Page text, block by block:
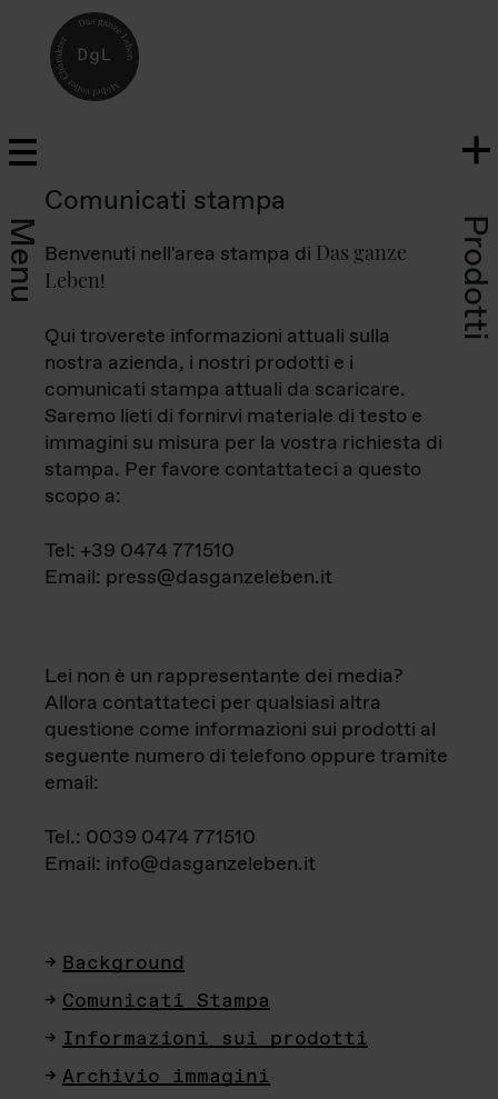
Menu Prodotti
Comunicati stampa
Benvenuti nell'area stampa di Das ganze
Leben!
Qui troverete informazioni attuali sulla
nostra azienda, i nostri prodotti e i
comunicati stampa attuali da scaricare.
Saremo lieti di fornirvi materiale di testo e
immagini su misura per la vostra richiesta di
stampa. Per favore contattateci a questo
scopo a:
Tel: +39 0474 771510
Email: press@dasganzeleben.it
Lei non è un rappresentante dei media?
Allora contattateci per qualsiasi altra
questione come informazioni sui prodotti al
seguente numero di telefono oppure tramite
email:
Tel.: 0039 0474 771510
Email: info@dasganzeleben.it
Background
Comunicati Stampa
Informazioni sui prodotti
Archivio immagini